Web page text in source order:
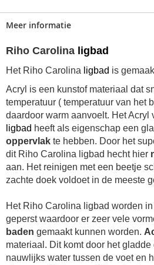
Meer informatie
Riho Carolina ligbad
Het Riho Carolina ligbad is
Acryl is een kunstof materiaal dat
temperatuur ( temperatuur van het
daardoor warm aanvoelt. Het Acryl
ligbad heeft als eigenschap een
oppervlak te hebben. Door het
dit Riho Carolina ligbad hecht hier
aan. Het reinigen met een beetje
zachte doek voldoet in de meeste
Het Riho Carolina ligbad worden in
geperst waardoor er zeer vele
baden gemaakt kunnen worden.
materiaal. Dit komt door het
nauwlijks water tussen de voet en